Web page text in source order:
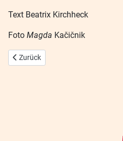
Text Beatrix Kirchheck
Foto Magda Kačičnik
Vorheriger Beitrag: Die Michaeli
Zurück